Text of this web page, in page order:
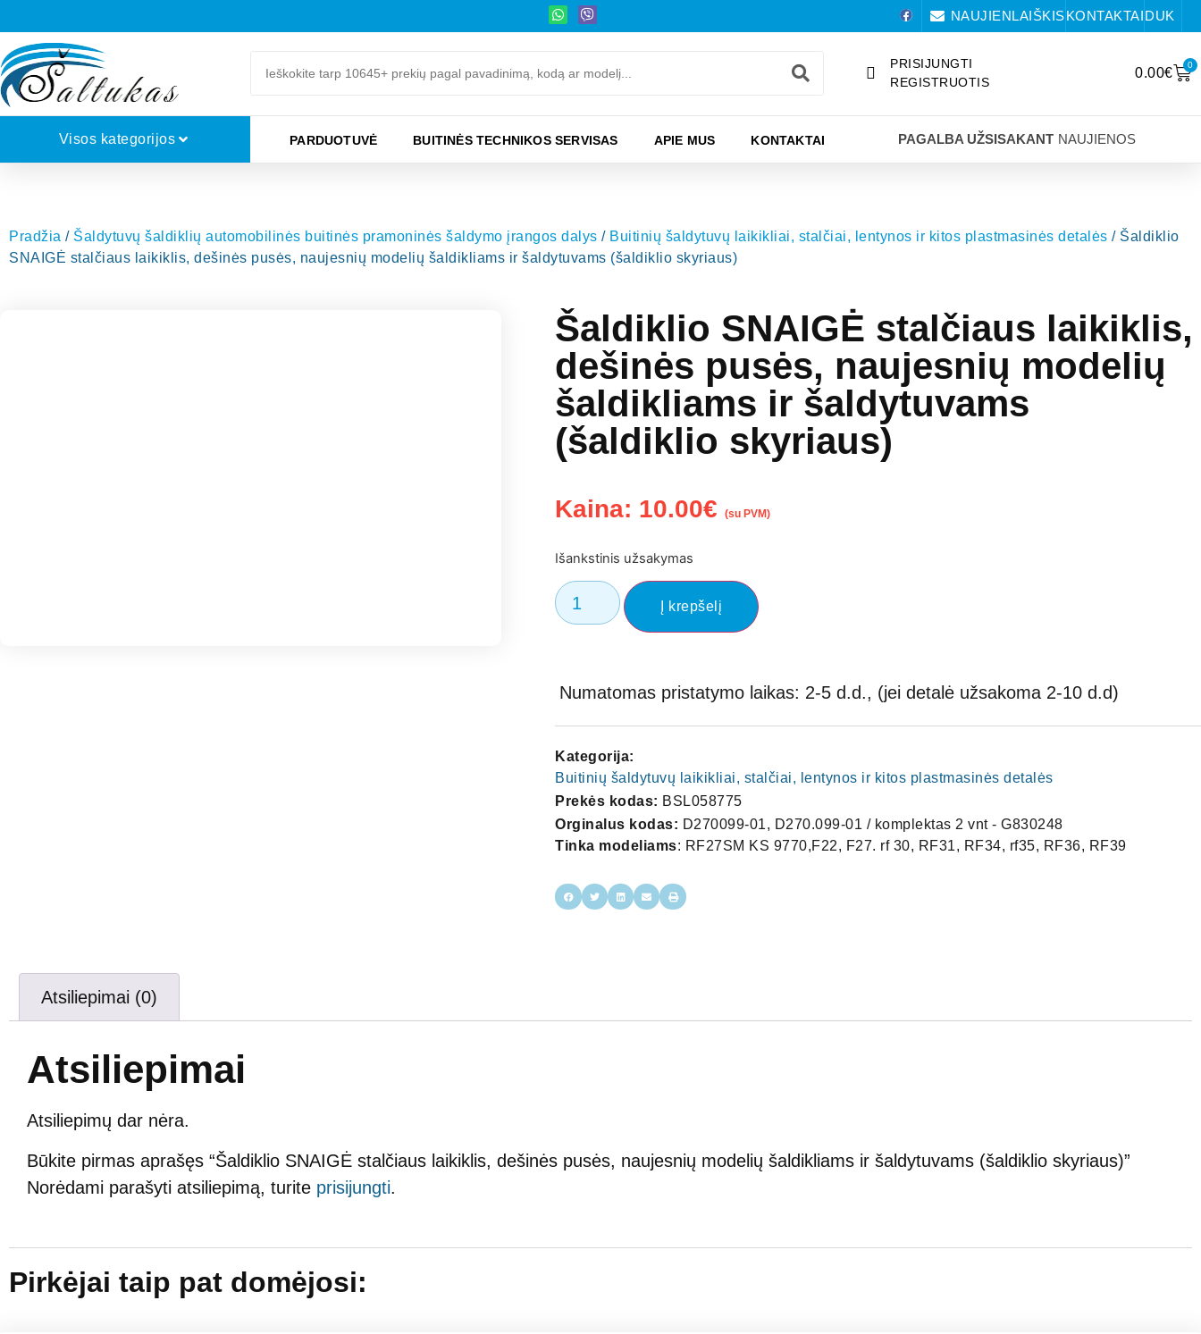
NAUJIENLAIŠKISKONTAKTAIDUK
PRISIJUNGTI
REGISTRUOTIS
0.00€
0
Visos kategorijos PARDUOTUVĖ BUITINĖS TECHNIKOS SERVISAS APIE MUS KONTAKTAI PAGALBA UŽSISAKANT NAUJIENOS
Pradžia / Šaldytuvų šaldiklių automobilinės buitinės pramoninės šaldymo įrangos dalys / Buitinių šaldytuvų laikikliai, stalčiai, lentynos ir kitos plastmasinės detalės / Šaldiklio
SNAIGĖ stalčiaus laikiklis, dešinės pusės, naujesnių modelių šaldikliams ir šaldytuvams (šaldiklio skyriaus)
Šaldiklio SNAIGĖ stalčiaus laikiklis,
dešinės pusės, naujesnių modelių
šaldikliams ir šaldytuvams
(šaldiklio skyriaus)
Kaina: 10.00€ (su PVM)
Išankstinis užsakymas
Į krepšelį
Numatomas pristatymo laikas: 2-5 d.d., (jei detalė užsakoma 2-10 d.d)
Kategorija:
Buitinių šaldytuvų laikikliai, stalčiai, lentynos ir kitos plastmasinės detalės
Prekės kodas: BSL058775
Orginalus kodas: D270099-01, D270.099-01 / komplektas 2 vnt - G830248
Tinka modeliams: RF27SM KS 9770,F22, F27. rf 30, RF31, RF34, rf35, RF36, RF39
Atsiliepimai (0)
Atsiliepimai
Atsiliepimų dar nėra.
Būkite pirmas aprašęs “Šaldiklio SNAIGĖ stalčiaus laikiklis, dešinės pusės, naujesnių modelių šaldikliams ir šaldytuvams (šaldiklio skyriaus)”
Norėdami parašyti atsiliepimą, turite prisijungti.
Pirkėjai taip pat domėjosi: